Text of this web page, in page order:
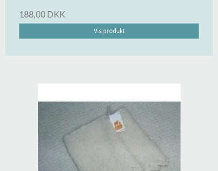
188,00 DKK
Vis produkt